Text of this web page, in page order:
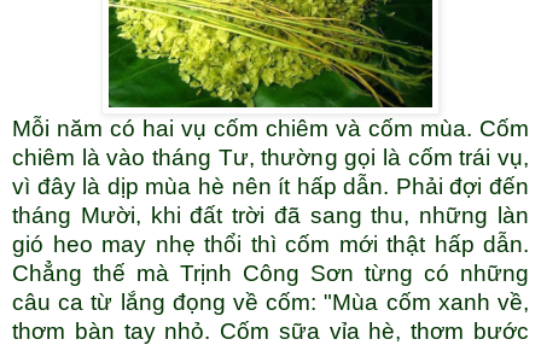
Mỗi năm có hai vụ cốm chiêm và cốm mùa. Cốm
chiêm là vào tháng Tư, thường gọi là cốm trái vụ,
vì đây là dịp mùa hè nên ít hấp dẫn. Phải đợi đến
tháng Mười, khi đất trời đã sang thu, những làn
gió heo may nhẹ thổi thì cốm mới thật hấp dẫn.
Chẳng thế mà Trịnh Công Sơn từng có những
câu ca từ lắng đọng về cốm: "Mùa cốm xanh về,
thơm bàn tay nhỏ. Cốm sữa vỉa hè, thơm bước